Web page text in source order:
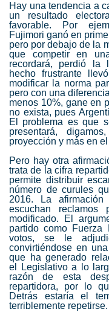
Hay una tendencia a
un resultado
favorable. Por
Fujimori ganó en
pero por debajo de la
que competir en
recordará, perdió la
hecho frustrante
modificar la norma
pero con una
menos 10%, gane en
no exista, pues
El problema es que
presentará,
proyección y más en
Pero hay otra
trata de la cifra
permite distribuir
número de curules
2016. La
escuchan reclamos
modificado. El
partido como
votos, se le
convirtiéndose en
que ha generado
el
Legislativoa lo
razón de esta
repartidora, por lo
Detrás estaría el
terriblemente repetirse.